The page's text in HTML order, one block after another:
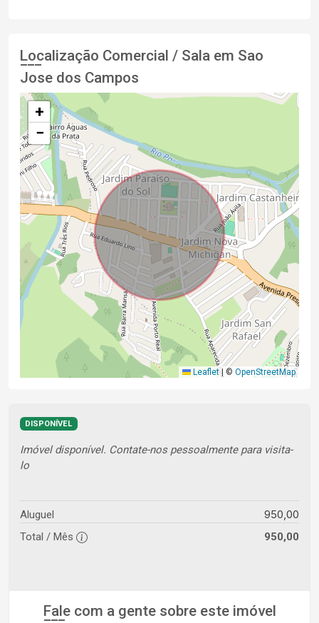
Localização Comercial / Sala em Sao
Jose dos Campos
+
−
Leaflet | © OpenStreetMap
DISPONÍVEL
Imóvel disponível. Contate-nos pessoalmente para visita-
lo
Aluguel 950,00
Total / Mês 950,00
Fale com a gente sobre este imóvel